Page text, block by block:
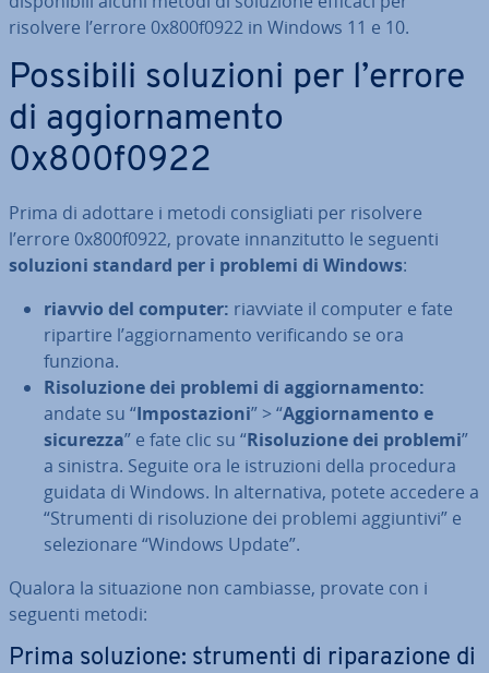
risolvere l’errore 0x800f0922 in Windows 11 e 10.
Possibili soluzioni per l’errore
di ag­gior­na­men­to
0x800f0922
Prima di adottare i metodi con­si­glia­ti per risolvere
l’errore 0x800f0922, provate in­nan­zi­tut­to le seguenti
soluzioni standard per i problemi di Windows:
riavvio del computer: riavviate il computer e fate
ripartire l’ag­gior­na­men­to ve­ri­fi­can­do se ora
funziona.
Ri­so­lu­zio­ne dei problemi di ag­gior­na­men­to:
andate su “Im­po­sta­zio­ni” > “Ag­gior­na­men­to e
sicurezza” e fate clic su “Ri­so­lu­zio­ne dei problemi”
a sinistra. Seguite ora le istru­zio­ni della procedura
guidata di Windows. In al­ter­na­ti­va, potete accedere a
“Strumenti di ri­so­lu­zio­ne dei problemi ag­giun­ti­vi” e
se­le­zio­na­re “Windows Update”.
Qualora la si­tua­zio­ne non cambiasse, provate con i
seguenti metodi:
Prima soluzione: strumenti di ri­pa­ra­zio­ne di